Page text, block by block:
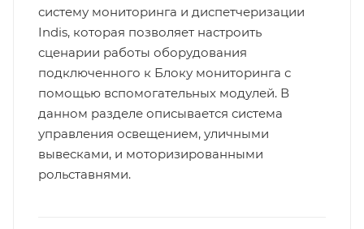
систему мониторинга и диспетчеризации
Indis, которая позволяет настроить
сценарии работы оборудования
подключенного к Блоку мониторинга с
помощью вспомогательных модулей. В
данном разделе описывается система
управления освещением, уличными
вывесками, и моторизированными
рольставнями.